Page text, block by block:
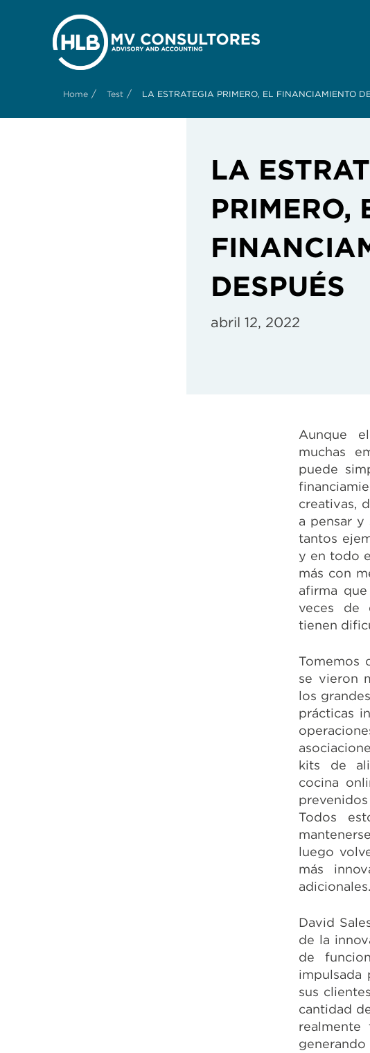
Home / Test / LA ESTRATEGIA PRIMERO, EL FINANCIAMIENTO
LA
PRIMERO,
DESPUÉS
abril 12, 2022
Aunque
muchas
puede
creativas,
a pensar y
tantos
y en todo
más con
afirma
veces de
tienen
Tomemos
se vieron
los
prácticas
kits de
cocina
Todos
luego
más
adicionales.
David
de la
de
impulsada
sus
cantidad
realmente